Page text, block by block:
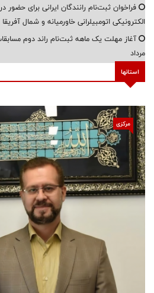
فراخوان ثبت‌نام رانندگان ایرانی برای
الکترونیکی اتومبیلرانی خاورمیانه و شمال آفریقا
آغاز مهلت یک ماهه ثبت‌نام راند دوم
مرداد
استانها
مرکزی